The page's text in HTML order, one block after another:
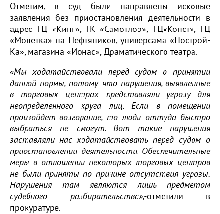
Отметим, в суд были направлены исковые
заявления без приостановления деятельности в
адрес ТЦ «Кинг», ТК «Самотлор», ТЦ«Конст», ТЦ
«Монетка» на Нефтяников, универсама «Построй-
Ка», магазина «Ионас», Драматического театра.
«Мы ходатайствовали перед судом о принятии
данной нормы, потому что нарушения, выявленные
в торговых центрах представляли угрозу для
неопределенного круга лиц. Если в помещении
произойдет возгорание, то люди оттуда быстро
выбраться не смогут. Вот такие нарушения
заставляли нас ходатайствовать перед судом о
приостановлении деятельности. Обеспечительные
меры в отношении некоторых торговых центров
не были приняты по причине отсутствия угрозы.
Нарушения там являются лишь предметом
судебного разбирательства»,-отметили в
прокуратуре.